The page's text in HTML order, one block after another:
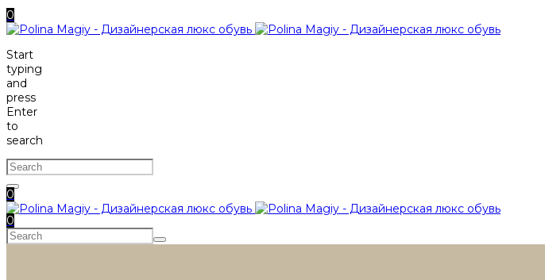
0
Start
typing
and
press
Enter
to
search
0
0